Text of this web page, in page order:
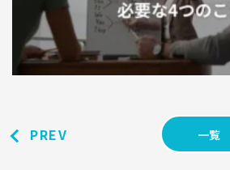
PREV 一覧